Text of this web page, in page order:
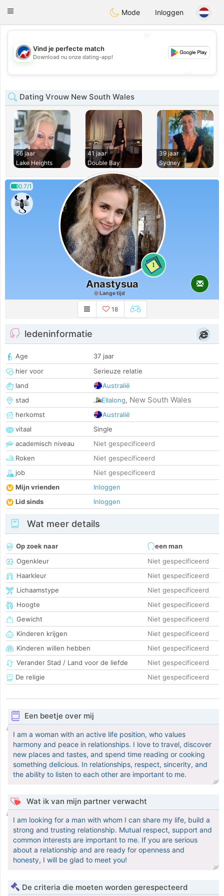
AustraliaChat
Toggle
Mode Inloggen
💖
💕
Vind je perfecte match
Download nu onze dating-app!
Dating Vrouw New South Wales
56 jaar
Lake Heights
41 jaar
Double Bay
39 jaar
Sydney
0.7/1
1
Anastysua
Lange tijd
18
ledeninformatie
Age
37 jaar
hier voor
Serieuze relatie
land
Australië
stad
Ellalong, New South Wales
herkomst
Australië
vitaal
Single
academisch niveau
Niet gespecificeerd
Roken
Niet gespecificeerd
job
Niet gespecificeerd
Mijn vrienden
Inloggen
Lid sinds
Inloggen
Wat meer details
Op zoek naar
een man
Ogenkleur
Niet gespecificeerd
Haarkleur
Niet gespecificeerd
Lichaamstype
Niet gespecificeerd
Hoogte
Niet gespecificeerd
Gewicht
Niet gespecificeerd
Kinderen krijgen
Niet gespecificeerd
Kinderen willen hebben
Niet gespecificeerd
Verander Stad / Land voor de liefde
Niet gespecificeerd
De religie
Niet gespecificeerd
Een beetje over mij
I am a woman with an active life position, who values ​​
harmony and peace in relationships. I love to travel, discover
new places and tastes, and spend time reading or cooking
something delicious. In relationships, respect, sincerity, and
the ability to listen to each other are important to me.
Wat ik van mijn partner verwacht
I am looking for a man with whom I can share my life, build a
strong and trusting relationship. Mutual respect, support and
common interests are important to me. If you are serious
about a relationship and are ready for openness and
honesty, I will be glad to meet you!
De criteria die moeten worden gerespecteerd